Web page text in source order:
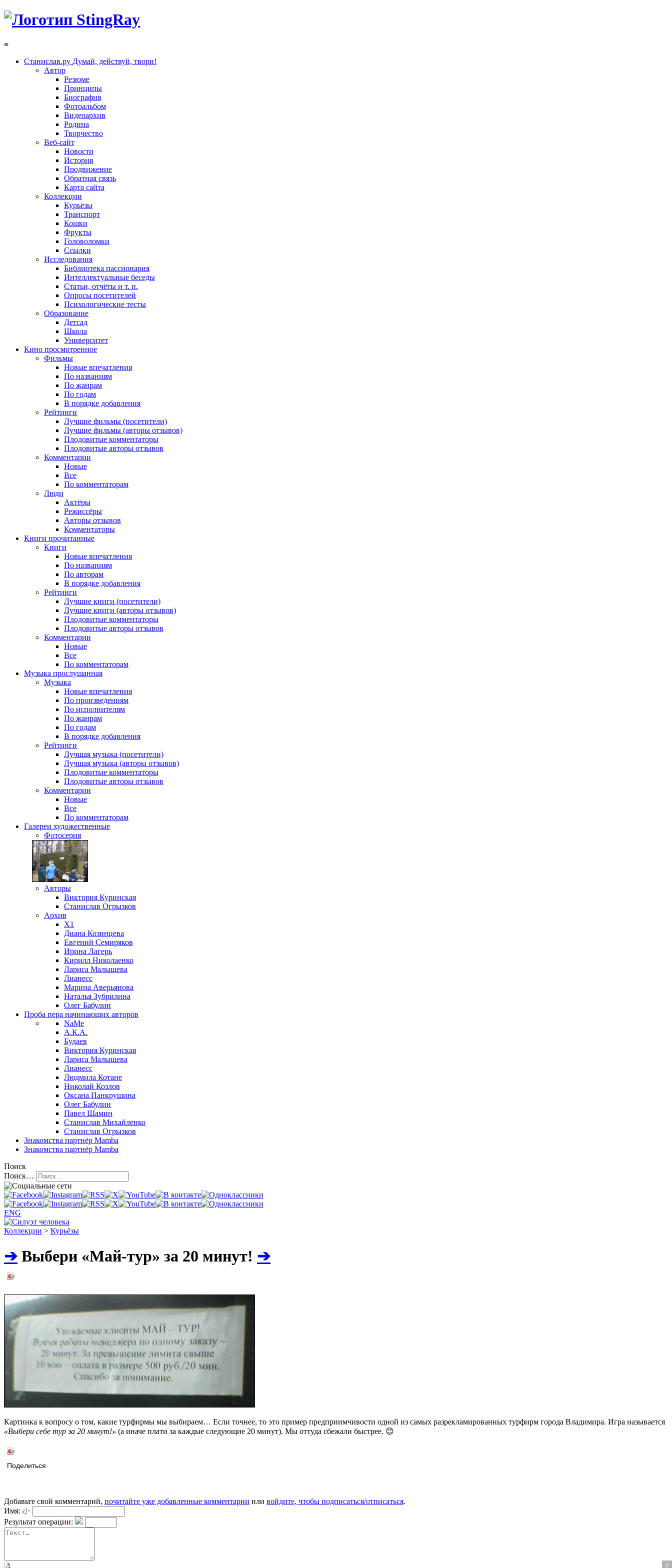
≡
Станислав.ру Думай, действуй, твори!
Автор
Резюме
Принципы
Биография
Фотоальбом
Видеоархив
Родина
Творчество
Веб-сайт
Новости
История
Продвижение
Обратная связь
Карта сайта
Коллекции
Курьёзы
Транспорт
Кошки
Фрукты
Головоломки
Ссылки
Исследования
Библиотека пассионария
Интеллектуальные беседы
Статьи, отчёты и т. п.
Опросы посетителей
Психологические тесты
Образование
Детсад
Школа
Университет
Кино просмотренное
Фильмы
Новые впечатления
По названиям
По жанрам
По годам
В порядке добавления
Рейтинги
Лучшие фильмы (посетители)
Лучшие фильмы (авторы отзывов)
Плодовитые комментаторы
Плодовитые авторы отзывов
Комментарии
Новые
Все
По комментаторам
Люди
Актёры
Режиссёры
Авторы отзывов
Комментаторы
Книги прочитанные
Книги
Новые впечатления
По названиям
По авторам
В порядке добавления
Рейтинги
Лучшие книги (посетители)
Лучшие книги (авторы отзывов)
Плодовитые комментаторы
Плодовитые авторы отзывов
Комментарии
Новые
Все
По комментаторам
Музыка прослушанная
Музыка
Новые впечатления
По произведениям
По исполнителям
По жанрам
По годам
В порядке добавления
Рейтинги
Лучшая музыка (посетители)
Лучшая музыка (авторы отзывов)
Плодовитые комментаторы
Плодовитые авторы отзывов
Комментарии
Новые
Все
По комментаторам
Галереи художественные
Фотосерия
Авторы
Виктория Куринская
Станислав Огрызков
Архив
X1
Диана Козинцева
Евгений Семиряков
Ирина Лагерь
Кирилл Николаенко
Лариса Малышева
Лианесс
Марина Аверьянова
Наталья Зубрилина
Олег Бабулин
Проба пера начинающих авторов
NaMe
А.К.А.
Будаев
Виктория Куринская
Лариса Малышева
Лианесс
Людмила Котане
Николай Козлов
Оксана Панкрушина
Олег Бабулин
Павел Шамин
Станислав Михайленко
Станислав Огрызков
Знакомства партнёр Mamba
Знакомства партнёр Mamba
Поиск
Поиск…
ENG
Коллекции > Курьёзы
➔ Выбери «Май-тур» за 20 минут! ➔
Картинка к вопросу о том, какие турфирмы мы выбираем… Если точнее, то это пример предприимчивости одной из самых разрекламированных турфирм города Владимира. Игра называется
«Выбери себе тур за 20 минут!» (а иначе плати за каждые следующие 20 минут). Мы оттуда сбежали быстрее. 😊
Поделиться
Добавьте свой комментарий, почитайте уже добавленные комментарии или войдите, чтобы подписаться/отписаться.
Имя:
Результат операции:
3